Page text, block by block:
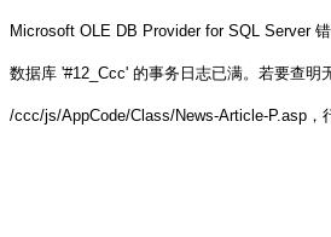
Microsoft OLE DB Provider for SQL Server
数据库 '#12_Ccc' 的事务日志已满。若要查
/ccc/js/AppCode/Class/News-Article-P.asp ，